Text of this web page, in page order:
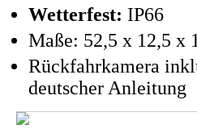
Wetterfest: IP66
Maße: 52,5 x 12,5 x
Rückfahrkamera
deutscher Anleitung